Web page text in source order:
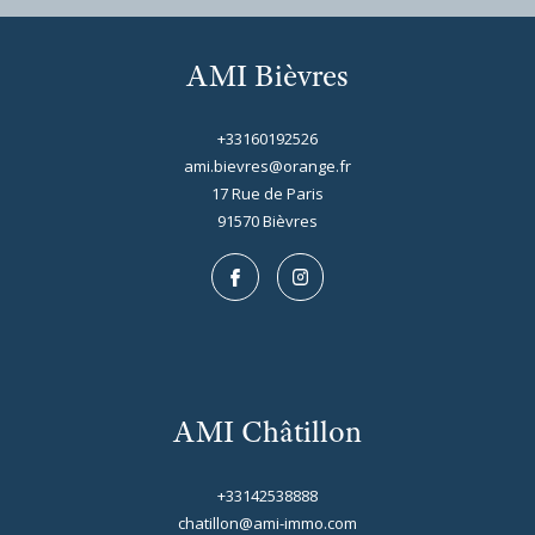
AMI Bièvres
+33160192526
ami.bievres@orange.fr
17 Rue de Paris
91570
bièvres
AMI Châtillon
+33142538888
chatillon@ami-immo.com